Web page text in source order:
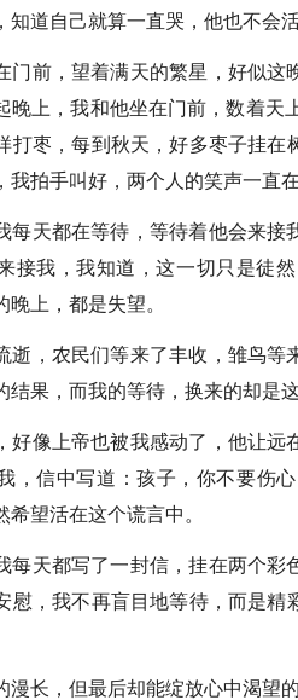
知道自己就算一直哭，他也不会活
门前，望着满天的繁星，好似
晚上，我和他坐在门前，数着天
打枣，每到秋天，好多枣子挂
我拍手叫好，两个人的笑声一直
每天都在等待，等待着他会来
接我，我知道，这一切只是徒
上，都是失望。
逝，农民们等来了丰收，雏鸟等
结果，而我的等待，换来的却是
好像上帝也被我感动了，他让
，信中写道：孩子，你不要伤
希望活在这个谎言中。
每天都写了一封信，挂在两个彩
慰，我不再盲目地等待，而是
漫长，但最后却能绽放心中渴望